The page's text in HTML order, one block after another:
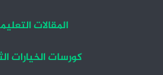
المقالات
كورسات الخيارات